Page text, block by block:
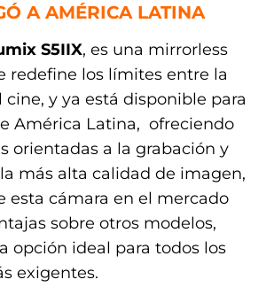
A AMÉRICA LATINA
S5IIX, es una mirrorless
redefine los límites entre la
cine, y ya está disponible para
América Latina, ofreciendo
orientadas a la grabación y
más alta calidad de imagen,
esta cámara en el mercado
sobre otros modelos,
opción ideal para todos los
exigentes.